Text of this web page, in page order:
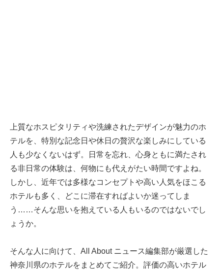
上質なホスピタリティや洗練されたデザインが魅力のホ
テルを、特別な記念日や休日の贅沢な楽しみにしている
人も少なくないはず。日常を忘れ、心身ともに満たされ
る非日常の体験は、何物にも代えがたい時間ですよね。
しかし、近年では多様なコンセプトや高い人気をほこる
ホテルも多く、どこに滞在すればよいか迷ってしま
う……そんな思いを抱えている人もいるのではないでし
ょうか。
そんな人に向けて、All About ニュース編集部が厳選した
神奈川県のホテルをまとめてご紹介。評価の高いホテル